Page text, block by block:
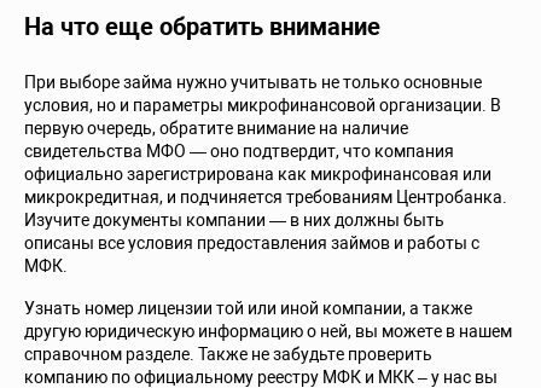
На что еще обратить внимание
При выборе займа нужно учитывать не только основные
условия, но и параметры микрофинансовой организации. В
первую очередь, обратите внимание на наличие
свидетельства МФО — оно подтвердит, что компания
официально зарегистрирована как микрофинансовая или
микрокредитная, и подчиняется требованиям Центробанка.
Изучите документы компании — в них должны быть
описаны все условия предоставления займов и работы с
МФК.
Узнать номер лицензии той или иной компании, а также
другую юридическую информацию о ней, вы можете в нашем
справочном разделе. Также не забудьте проверить
компанию по официальному реестру МФК и МКК – у нас вы